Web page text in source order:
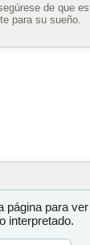
de que
para su sueño.
página para
interpretado.